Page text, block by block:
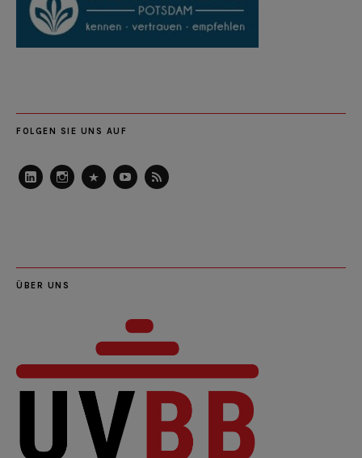
FOLGEN SIE UNS AUF
ÜBER UNS